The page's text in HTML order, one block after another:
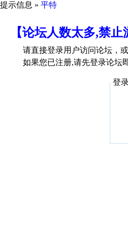
提示信息 » 平特
【论坛人数太多,禁
请直接登录用户访问论坛，
如果您已注册,请先登录论坛
登